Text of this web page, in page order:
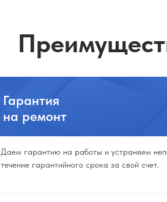
Гарантия
на ремонт
Даем гарантию на работы и устраняем
течение гарантийного срока за свой счет.